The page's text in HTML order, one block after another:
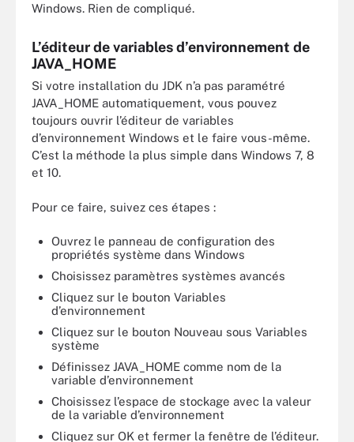
Windows. Rien de compliqué.
L’éditeur de variables d’environnement de
JAVA_HOME
Si votre installation du JDK n’a pas paramétré
JAVA_HOME automatiquement, vous pouvez
toujours ouvrir l’éditeur de variables
d’environnement Windows et le faire vous-même.
C’est la méthode la plus simple dans Windows 7, 8
et 10.
Pour ce faire, suivez ces étapes :
Ouvrez le panneau de configuration des
propriétés système dans Windows
Choisissez paramètres systèmes avancés
Cliquez sur le bouton Variables
d’environnement
Cliquez sur le bouton Nouveau sous Variables
système
Définissez JAVA_HOME comme nom de la
variable d’environnement
Choisissez l’espace de stockage avec la valeur
de la variable d’environnement
Cliquez sur OK et fermer la fenêtre de l’éditeur.